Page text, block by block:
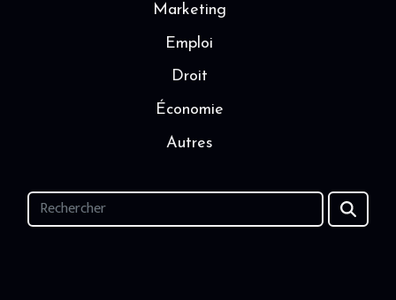
Marketing
Emploi
Droit
Économie
Autres